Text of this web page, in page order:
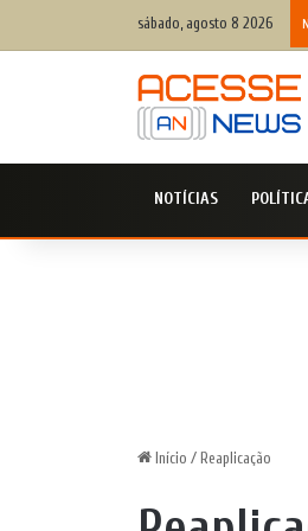
sábado, agosto 8 2026
NOTÍCIAS
Início / Reaplicação